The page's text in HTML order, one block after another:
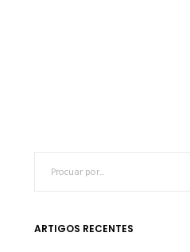
ARTIGOS RECENTES